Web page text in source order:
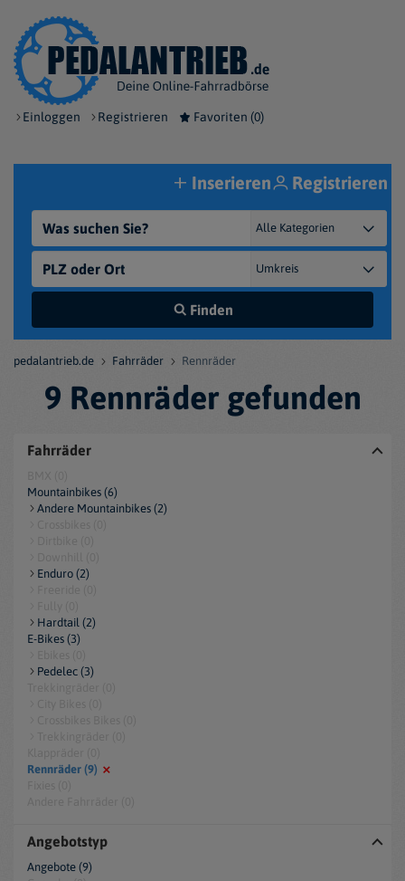
Einloggen Registrieren Favoriten (0)
Finden
Inserieren Registrieren
pedalantrieb.de Fahrräder Rennräder
9 Rennräder gefunden
Fahrräder
Mountainbikes (6)
Andere Mountainbikes (2)
Enduro (2)
Hardtail (2)
E-Bikes (3)
Pedelec (3)
Rennräder (9)
Angebotstyp
Angebote (9)